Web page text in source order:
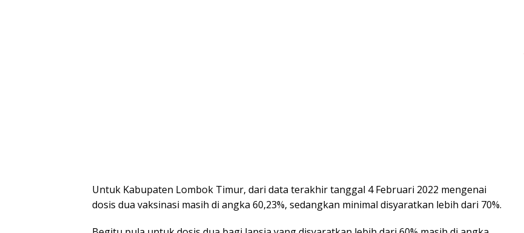
Untuk Kabupaten Lombok Timur, dari data terakhir tanggal 4 Februari 2022 mengenai
dosis dua vaksinasi masih di angka 60,23%, sedangkan minimal disyaratkan lebih dari 70%.‎